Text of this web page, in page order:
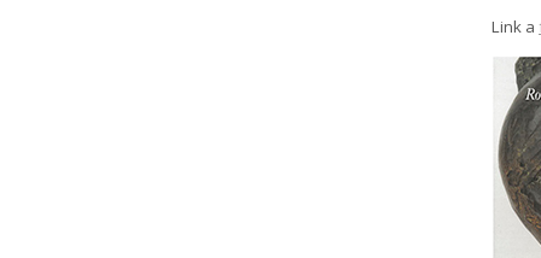
Link a